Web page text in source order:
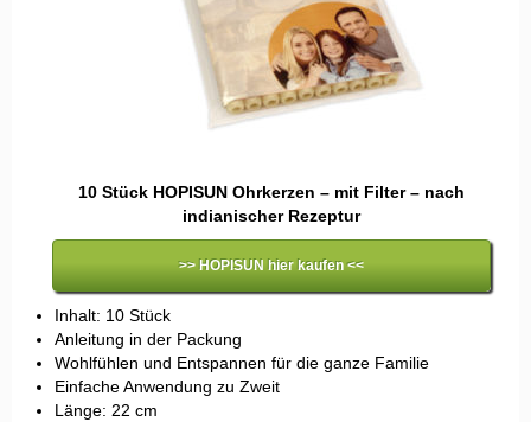
10 Stück HOPISUN Ohrkerzen – mit Filter – nach
indianischer Rezeptur
>> HOPISUN hier kaufen <<
Inhalt: 10 Stück
Anleitung in der Packung
Wohlfühlen und Entspannen für die ganze Familie
Einfache Anwendung zu Zweit
Länge: 22 cm